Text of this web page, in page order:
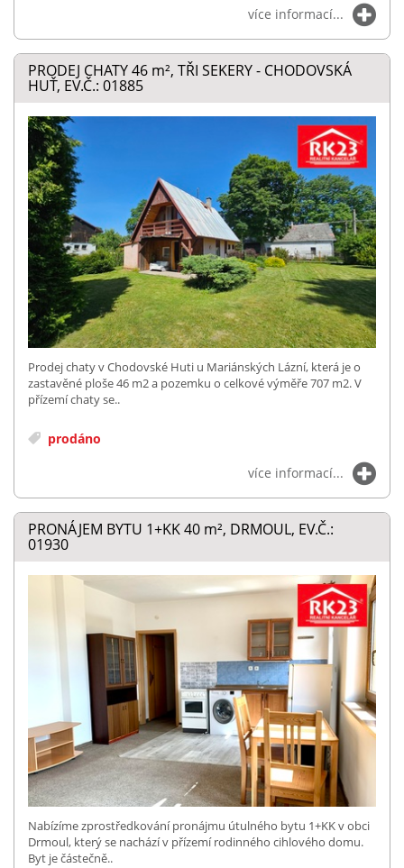
více informací...
PRODEJ CHATY 46 m², TŘI SEKERY - CHODOVSKÁ
HUŤ, EV.Č.: 01885
Prodej chaty v Chodovské Huti u Mariánských Lázní, která je o
zastavěné ploše 46 m2 a pozemku o celkové výměře 707 m2. V
přízemí chaty se..
prodáno
více informací...
PRONÁJEM BYTU 1+KK 40 m², DRMOUL, EV.Č.:
01930
Nabízíme zprostředkování pronájmu útulného bytu 1+KK v obci
Drmoul, který se nachází v přízemí rodinného cihlového domu.
Byt je částečně..